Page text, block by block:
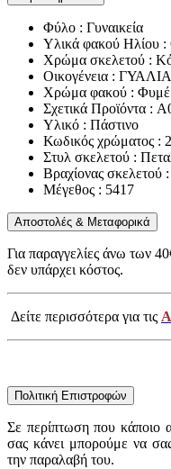
Φύλο : Γυναικεία
Υλικά φακού Ηλίου :
Χρώμα σκελετού :
Οικογένεια :
Χρώμα φακού : Φυμέ
Σχετικά Προϊόντα :
Υλικό : Πάστινο
Κωδικός χρώματος :
Στυλ σκελετού :
Βραχίονας σκελετού
Μέγεθος : 5417
Αποστολές & Μεταφορικά
Για παραγγελίες άνω των
δεν υπάρχει κόστος.
Δείτε περισσότερα για τις
Πολιτική Επιστροφών
Σε περίπτωση που κάποιο
σας κάνει μπορούμε να
την παραλαβή του.